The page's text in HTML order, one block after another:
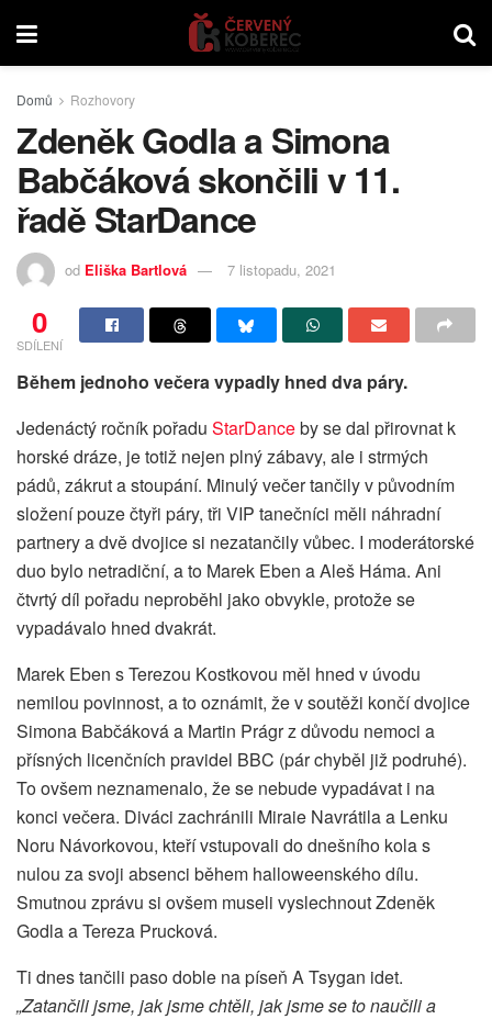
Domů Rozhovory
Zdeněk Godla a Simona
Babčáková skončili v 11.
řadě StarDance
od Eliška Bartlová 7 listopadu, 2021
0
SDÍLENÍ
Během jednoho večera vypadly hned dva páry.
Jedenáctý ročník pořadu StarDanceby se dal přirovnat k
horské dráze, je totiž nejen plný zábavy, ale i strmých
pádů, zákrut a stoupání. Minulý večer tančily v původním
složení pouze čtyři páry, tři VIP tanečníci měli náhradní
partnery a dvě dvojice si nezatančily vůbec. I moderátorské
duo bylo netradiční, a to Marek Eben a Aleš Háma. Ani
čtvrtý díl pořadu neproběhl jako obvykle, protože se
vypadávalo hned dvakrát.
Marek Eben s Terezou Kostkovou měl hned v úvodu
nemilou povinnost, a to oznámit, že v soutěži končí dvojice
Simona Babčáková a Martin Prágr z důvodu nemoci a
přísných licenčních pravidel BBC (pár chyběl již podruhé).
To ovšem neznamenalo, že se nebude vypadávat i na
konci večera. Diváci zachránili Miraie Navrátila a Lenku
Noru Návorkovou, kteří vstupovali do dnešního kola s
nulou za svoji absenci během halloweenského dílu.
Smutnou zprávu si ovšem museli vyslechnout Zdeněk
Godla a Tereza Prucková.
Ti dnes tančili paso doble na píseň A Tsygan idet.
„Zatančili jsme, jak jsme chtěli, jak jsme se to naučili a